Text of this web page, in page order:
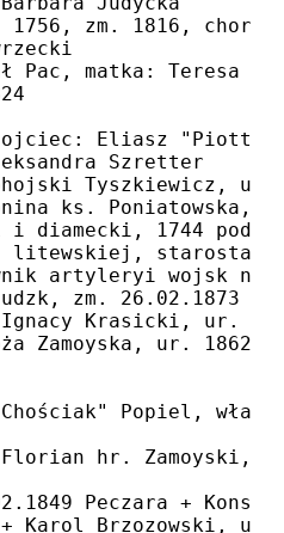
zm. 1816,
Teresa
"Piottuch"
Szretter
Tyszkiewicz,
1744
starosta
artyleryi wojsk
zm. 26.02.1873
ur. 1839, zm.
1862, zm.
własność:
ur. 1860,
Peczara +
ur. 1846,